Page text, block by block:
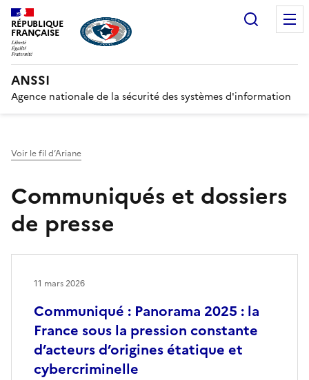
RÉPUBLIQUE
FRANÇAISE
ANSSI
Agence nationale de la sécurité des systèmes d'information
Voir le fil d’Ariane
Communiqués et dossiers
de presse
Communiqué : Panorama 2025 : la
France sous la pression constante
d’acteurs d’origines étatique et
cybercriminelle
11 mars 2026